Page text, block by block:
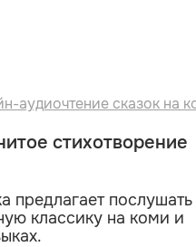
аудиочтение сказок на
стихотворение
предлагает послушать
классику на коми и